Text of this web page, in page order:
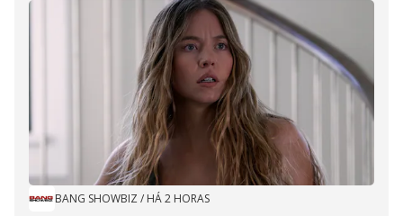
BANG SHOWBIZ / HÁ 2 HORAS